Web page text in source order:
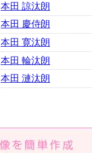
本田 諒汰朗
本田 慶侍朗
本田 寛汰朗
本田 輪汰朗
本田 漣汰朗